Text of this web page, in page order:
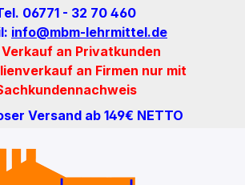
06771 - 32 70 460
info@mbm-lehrmittel.de
Verkauf an Privatkunden
an Firmen nur mit
Versand ab 149€ NETTO